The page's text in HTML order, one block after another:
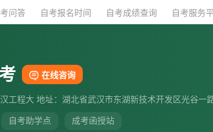
问答 自考报名时间 自考成绩查询 自考服务
在线咨询
工程大 地址：湖北省武汉市东湖新技术开发区光谷一
自考助学点 成考函授站
问答 自考报名时间 自考成绩查询 自考服务